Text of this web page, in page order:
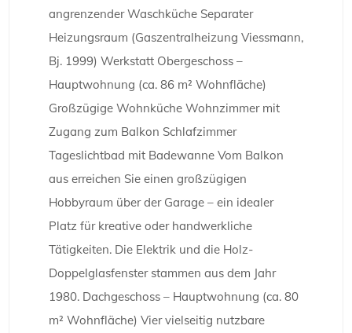
angrenzender Waschküche Separater
Heizungsraum (Gaszentralheizung Viessmann,
Bj. 1999) Werkstatt Obergeschoss –
Hauptwohnung (ca. 86 m² Wohnfläche)
Großzügige Wohnküche Wohnzimmer mit
Zugang zum Balkon Schlafzimmer
Tageslichtbad mit Badewanne Vom Balkon
aus erreichen Sie einen großzügigen
Hobbyraum über der Garage – ein idealer
Platz für kreative oder handwerkliche
Tätigkeiten. Die Elektrik und die Holz-
Doppelglasfenster stammen aus dem Jahr
1980. Dachgeschoss – Hauptwohnung (ca. 80
m² Wohnfläche) Vier vielseitig nutzbare